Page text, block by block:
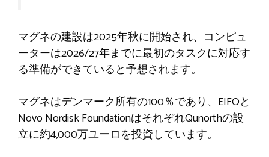
マグネの建設は2025年秋に開始され、コンピュ
ーターは2026/27年までに最初のタスクに対応す
る準備ができていると予想されます。
マグネはデンマーク所有の100％であり、EIFOと
Novo Nordisk FoundationはそれぞれQunorthの設
立に約4,000万ユーロを投資しています。